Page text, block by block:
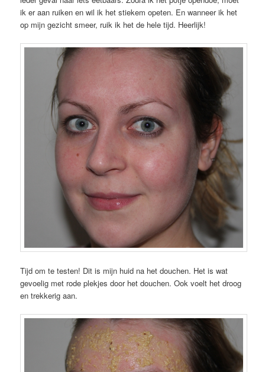
ik er aan ruiken en wil ik het stiekem opeten. En wanneer ik het
op mijn gezicht smeer, ruik ik het de hele tijd. Heerlijk!
Tijd om te testen! Dit is mijn huid na het douchen. Het is wat
gevoelig met rode plekjes door het douchen. Ook voelt het droog
en trekkerig aan.